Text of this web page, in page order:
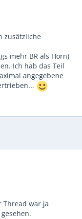
zusätzliche
mehr BR als Horn)
Ich hab das Teil
angegebene
war ja